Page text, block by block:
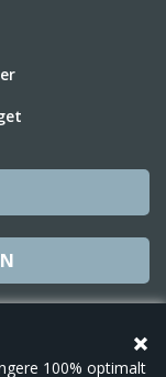
100% optimalt